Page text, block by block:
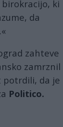
ki
da
zahteve
zamrznil
potrdili, da je
Politico.